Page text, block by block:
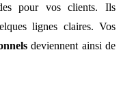
pour vos clients. Ils
lignes claires. Vos
deviennent ainsi de